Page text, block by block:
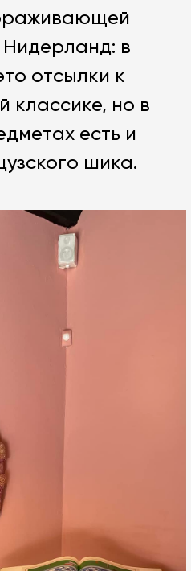
Нидерланд: в
отсылки к
классике, но в
есть и
шика.